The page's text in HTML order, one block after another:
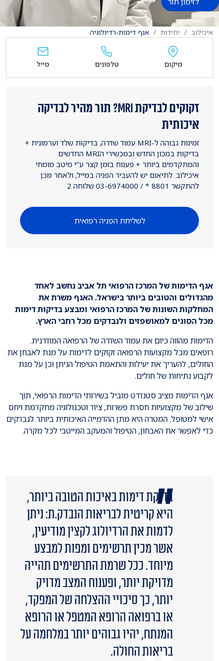
איכילוב יחידות אגף דימות-רדיולוגיה
זקוקים לבדיקת MRI? תור מהיר לבדיקה
איכותית
זמינות גבוהה ל-MRI עמוד שדרה, בדיקות שלד וערמונית +
בדיקות במכון החדש ובמכשירי הMRI החדשים
והמתקדמים ביותר + פענוח בזמן קצר ע"י מיטב מומחי
איכילוב. לתיאום יש להעביר הפניה במייל, ולאחר מכן
להתקשר 8801 * / 03-6974000 שלוחה 2
לשליחת הפניה רפואית
אגף הדימות של המרכז הרפואי תל אביב נחשב לאחד
מהגדולים והטובים ביותר בישראל. האגף משרת את
המחלקות השונות של המרכז הרפואי ומבצע בדיקות דימות
מכל הסוגים למאושפזים ולנבדקים מכל רחבי הארץ.
הדימות מהווה כיום את עמוד השדרה של הרפואה המודרנית.
רופאים מכל מקצועות הרפואה זקוקים לדימות על מנת לאבחן את
החולים, להעריך את יעילות והתאמת הטיפול הניתן וכן על מנת
לקבוע נתיחות של חולים.
אגף הדימות מציב סטנדרט מוביל בשירותי הדימות הרפואי, תוך
שילוב של מקצועיות חסרת פשרות, ציוד וטכנולוגיה מתקדמת ויחס
אישי למטופל. המטרה היא מתן ההדמייה האיכותית ביותר לנבדקים
כדי לאפשר את האבחון, הטיפול והמעקב המייטבי לכל מקרה.
בדיקת דימות באיכות הטובה ביותר,
היא קריטית לבריאות הנבדק.ת: ניתן
לדמות את הרדיולוג לקצין מודיעין,
אשר מכין תרשימים ומפות למבצע
מיוחד. ככל שרמת התרשימים תהייה
מדויקת יותר, ופענוח המצב מדויק
יותר, כך סיכויי ההצלחה של המפקד,
או ברפואה הרופא המטפל או הרופא
המנתח, יהיו גבוהים יותר במלחמה על
בריאות החולה.
מיקום טלפונים מייל